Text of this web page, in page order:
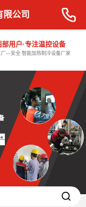
部用户·专注温控设备
厂—安全·智能加热制冷设备厂家
限公司